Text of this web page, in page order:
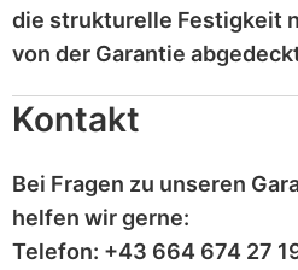
die strukturelle Festigkeit
von der Garantie
Kontakt
Bei Fragen zu unseren
helfen wir gerne:
Telefon: +43 664 674 27